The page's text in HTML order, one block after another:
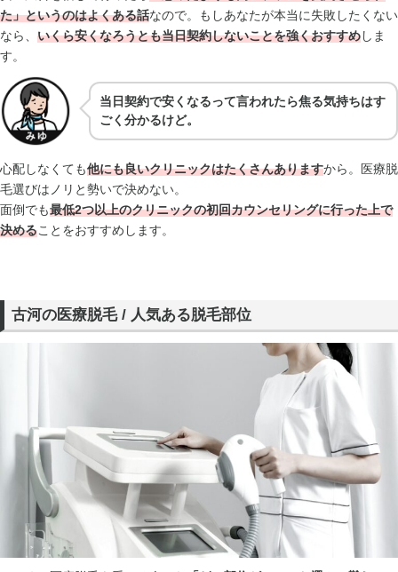
た」というのはよくある話なので。もしあなたが本当に失敗したくない
なら、 いくら安くなろうとも当日契約しないことを強くおすすめしま
す。
当日契約で安くなるって言われたら焦る気持ちはす
ごく分かるけど。
心配しなくても他にも良いクリニックはたくさんありますから。医療脱
毛選びはノリと勢いで決めない。
面倒でも最低2つ以上のクリニックの初回カウンセリングに行った上で
決めることをおすすめします。
古河の医療脱毛 / 人気ある脱毛部位